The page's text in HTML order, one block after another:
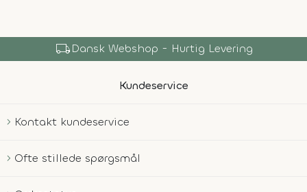
local_shippingDansk Webshop - Hurtig Levering
Kundeservice
Kontakt kundeservice
Ofte stillede spørgsmål